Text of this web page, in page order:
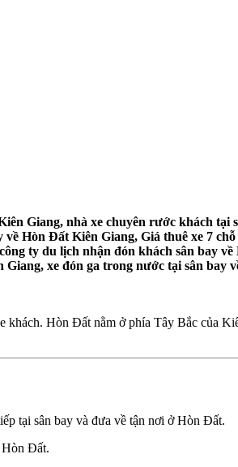
Giang, nhà xe chuyên rước khách tại
Hòn Đất Kiên Giang, Giá thuê xe 7
ty du lịch nhận đón khách sân bay
xe đón ga trong nước tại sân bay
khách. Hòn Đất nằm ở phía Tây Bắc của
tại sân bay và đưa về tận nơi ở Hòn Đất.
Hòn Đất.